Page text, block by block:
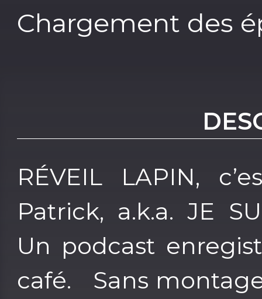
Chargement des
RÉVEIL LAPIN,
Patrick, a.k.a. JE
Un podcast
café. Sans